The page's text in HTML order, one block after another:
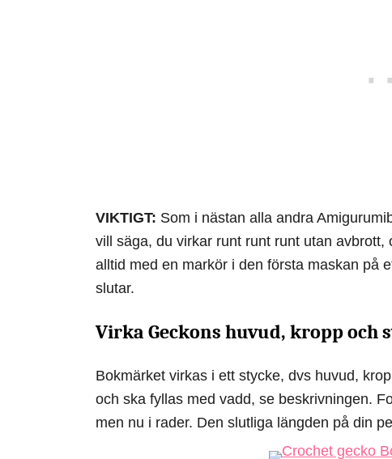
VIKTIGT: Som i nästan alla andra
vill säga, du virkar runt runt runt utan
alltid med en markör i den första maskan på
slutar.
Virka Geckons huvud, kropp och
Bokmärket virkas i ett stycke, dvs huvud,
och ska fyllas med vadd, se beskrivningen.
men nu i rader. Den slutliga längden på din